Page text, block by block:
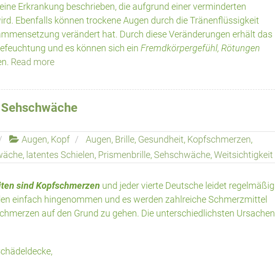
eine Erkrankung beschrieben, die aufgrund einer verminderten
Ebenfalls können trockene Augen durch die Tränenflüssigkeit
verändert hat. Durch diese Veränderungen erhält das
und es können sich ein Fremdkörpergefühl, Rötungen
Read more
Augen, Kopf Augen, Brille, Gesundheit, Kopfschmerzen,
, latentes Schielen, Prismenbrille, Sehschwäche,Weitsichtigkeit
sind Kopfschmerzen und jeder vierte Deutsche leidet regelmäßig
einfach hingenommen und es werden zahlreiche Schmerzmittel
auf den Grund zu gehen. Die unterschiedlichsten Ursachen